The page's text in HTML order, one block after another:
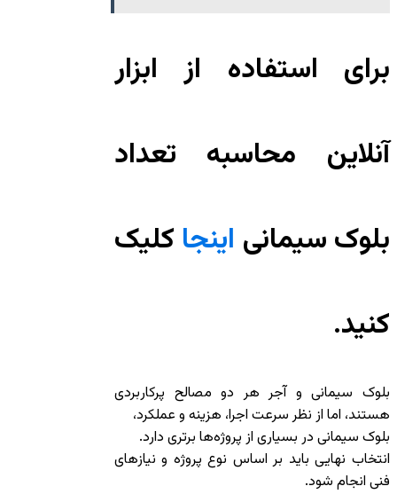
برای استفاده از ابزار
آنلاین محاسبه تعداد
بلوک سیمانی اینجاکلیک
کنید.
بلوک سیمانی و آجر هر دو مصالح پرکاربردی
هستند، اما از نظر سرعت اجرا، هزینه و عملکرد،
بلوک سیمانی در بسیاری از پروژه‌ها برتری دارد.
انتخاب نهایی باید بر اساس نوع پروژه و نیازهای
فنی انجام شود.